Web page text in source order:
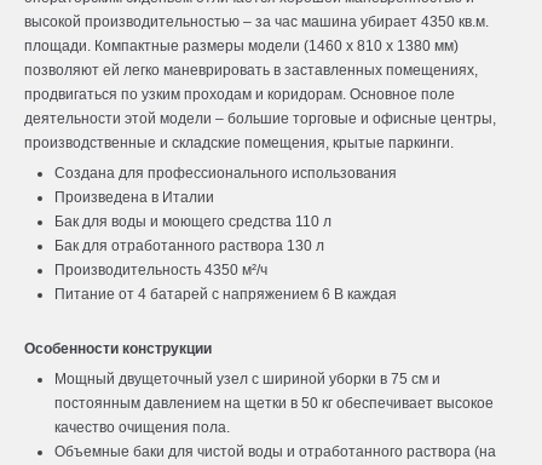
высокой производительностью – за час машина убирает 4350 кв.м.
площади. Компактные размеры модели (1460 х 810 х 1380 мм)
позволяют ей легко маневрировать в заставленных помещениях,
продвигаться по узким проходам и коридорам. Основное поле
деятельности этой модели – большие торговые и офисные центры,
производственные и складские помещения, крытые паркинги.
Создана для профессионального использования
Произведена в Италии
Бак для воды и моющего средства 110 л
Бак для отработанного раствора 130 л
Производительность 4350 м²/ч
Питание от 4 батарей с напряжением 6 В каждая
Особенности конструкции
Мощный двущеточный узел с шириной уборки в 75 см и
постоянным давлением на щетки в 50 кг обеспечивает высокое
качество очищения пола.
Объемные баки для чистой воды и отработанного раствора (на